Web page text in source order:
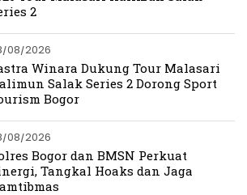
2
08/2026
Winara Dukung Tour Malasari
Salak Series 2 Dorong Sport
Bogor
08/2026
Bogor dan BMSN Perkuat
Tangkal Hoaks dan Jaga